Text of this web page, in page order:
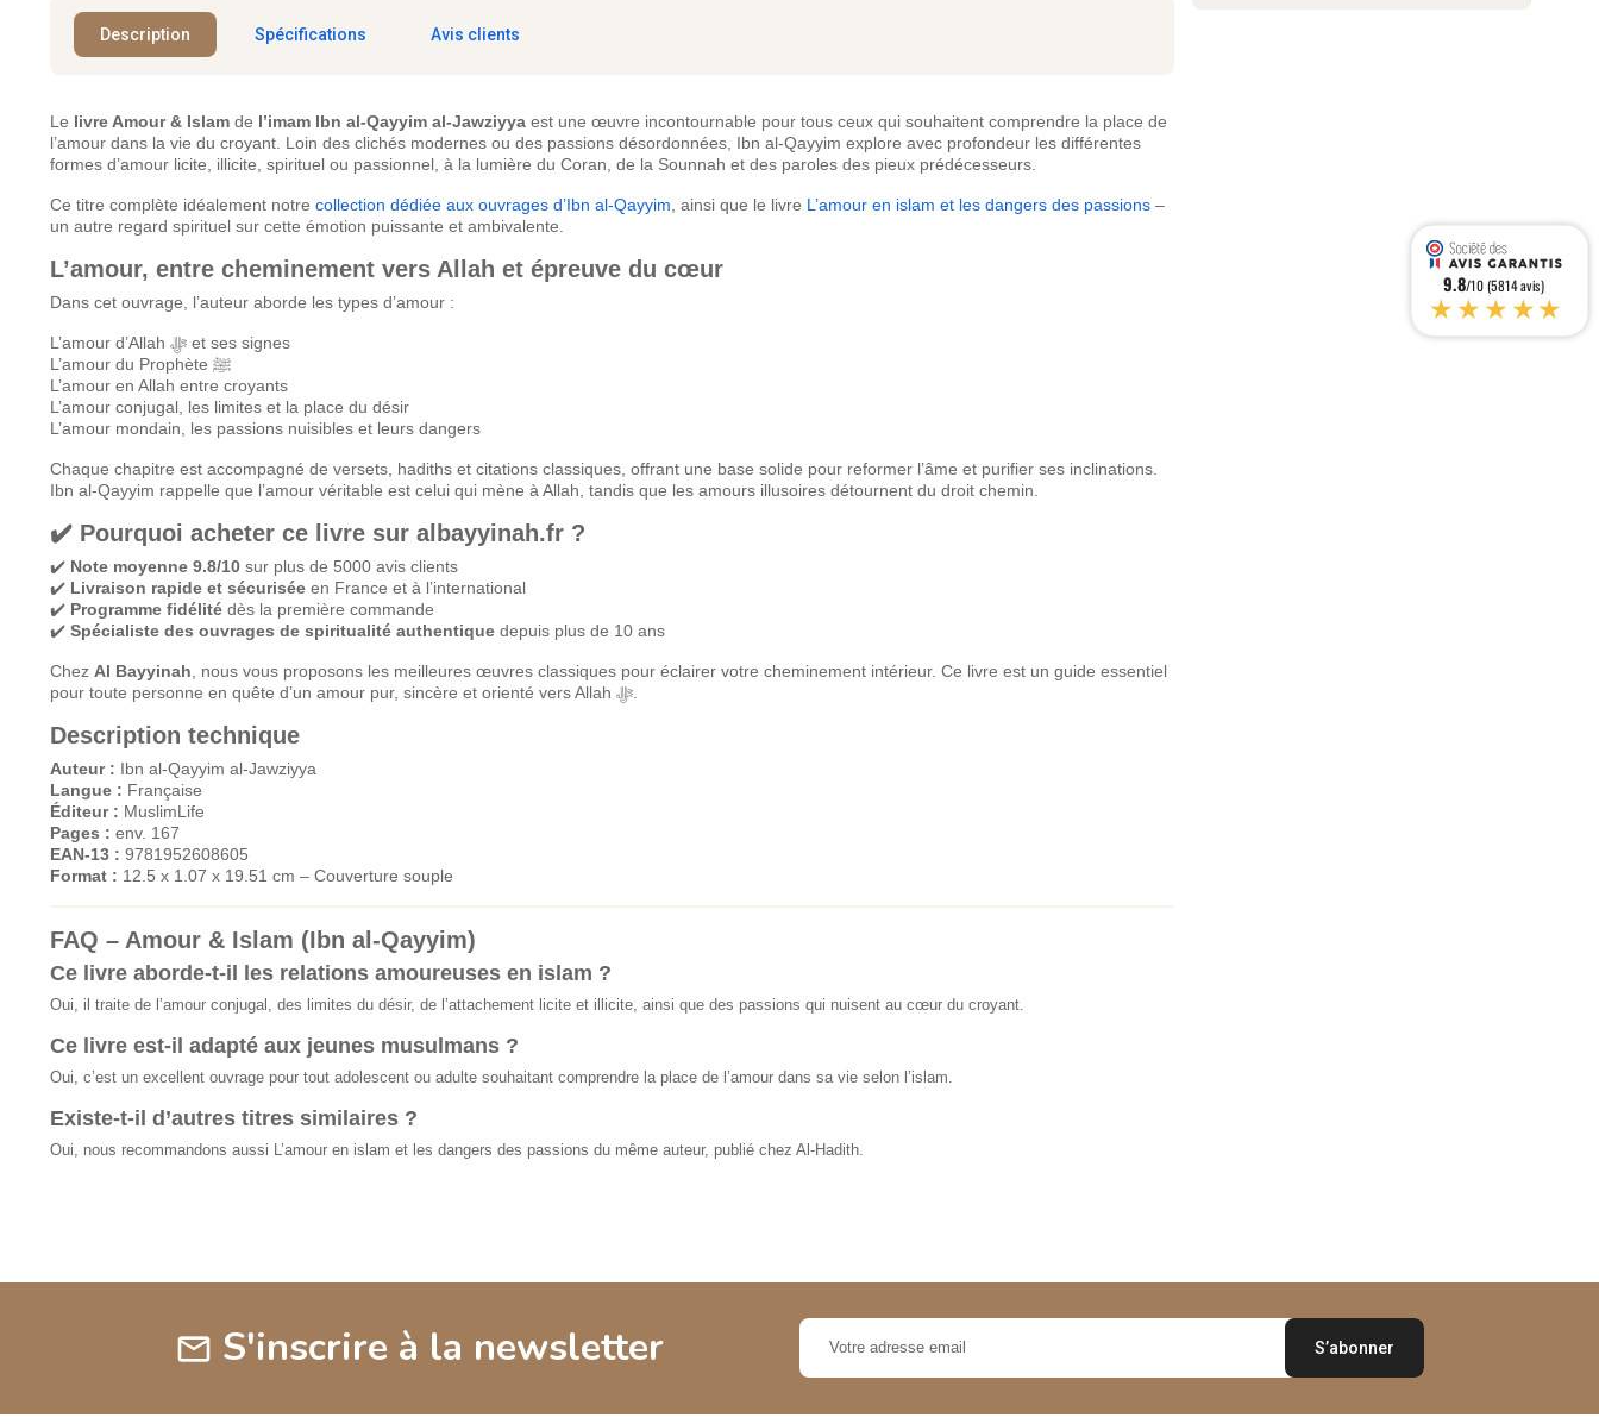
Description Spécifications Avis clients
Le livre Amour & Islam de l’imam Ibn al-Qayyim al-Jawziyya est une œuvre incontournable pour tous ceux qui souhaitent comprendre la place de
l’amour dans la vie du croyant. Loin des clichés modernes ou des passions désordonnées, Ibn al-Qayyim explore avec profondeur les différentes
formes d’amour licite, illicite, spirituel ou passionnel, à la lumière du Coran, de la Sounnah et des paroles des pieux prédécesseurs.
Ce titre complète idéalement notre collection dédiée aux ouvrages d’Ibn al-Qayyim , ainsi que le livre L’amour en islam et les dangers des passions –
un autre regard spirituel sur cette émotion puissante et ambivalente.
L’amour, entre cheminement vers Allah et épreuve du cœur
Dans cet ouvrage, l’auteur aborde les types d’amour :
L’amour d’Allah ﷻ et ses signes
L’amour du Prophète ﷺ
L’amour en Allah entre croyants
L’amour conjugal, les limites et la place du désir
L’amour mondain, les passions nuisibles et leurs dangers
Chaque chapitre est accompagné de versets, hadiths et citations classiques, offrant une base solide pour reformer l’âme et purifier ses inclinations.
Ibn al-Qayyim rappelle que l’amour véritable est celui qui mène à Allah, tandis que les amours illusoires détournent du droit chemin.
✔️ Pourquoi acheter ce livre sur albayyinah.fr ?
✔️ Note moyenne 9.8/10 sur plus de 5000 avis clients
✔️ Livraison rapide et sécurisée en France et à l’international
✔️ Programme fidélité dès la première commande
✔️ Spécialiste des ouvrages de spiritualité authentique depuis plus de 10 ans
Chez Al Bayyinah , nous vous proposons les meilleures œuvres classiques pour éclairer votre cheminement intérieur. Ce livre est un guide essentiel
Description technique
Auteur : Ibn al-Qayyim al-Jawziyya
Langue : Française
Éditeur : MuslimLife
Pages : env. 167
EAN-13 : 9781952608605
Format : 12.5 x 1.07 x 19.51 cm – Couverture souple
FAQ – Amour & Islam (Ibn al-Qayyim)
Ce livre aborde-t-il les relations amoureuses en islam ?
Oui, il traite de l’amour conjugal, des limites du désir, de l’attachement licite et illicite, ainsi que des passions qui nuisent au cœur du croyant.
Ce livre est-il adapté aux jeunes musulmans ?
Oui, c’est un excellent ouvrage pour tout adolescent ou adulte souhaitant comprendre la place de l’amour dans sa vie selon l’islam.
Existe-t-il d’autres titres similaires ?
Oui, nous recommandons aussi L’amour en islam et les dangers des passions du même auteur, publié chez Al-Hadith.
mail S'inscrire à la newsletter
9.8/10 (5814 avis)
★★★★★